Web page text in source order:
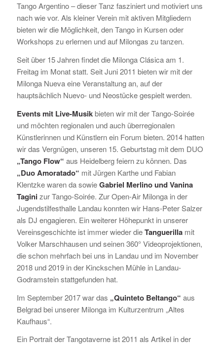
Tango Argentino – dieser Tanz fasziniert und motiviert uns
nach wie vor. Als kleiner Verein mit aktiven Mitgliedern
bieten wir die Möglichkeit, den Tango in Kursen oder
Workshops zu erlernen und auf Milongas zu tanzen.
Seit über 15 Jahren findet die Milonga Clásica am 1.
Freitag im Monat statt. Seit Juni 2011 bieten wir mit der
Milonga Nueva eine Veranstaltung an, auf der
hauptsächlich Nuevo- und Neostücke gespielt werden.
Events mit Live-Musikbieten wir mit der Tango-Soirée
und möchten regionalen und auch überregionalen
Künstlerinnen und Künstlern ein Forum bieten. 2014 hatten
wir das Vergnügen, unseren 15. Geburtstag mit dem DUO
„Tango Flow“ aus Heidelberg feiern zu können. Das
„Duo Amoratado“ mit Jürgen Karthe und Fabian
Klentzke waren da sowieGabriel Merlino und Vanina
Taginizur Tango-Soirée. Zur Open-Air Milonga in der
Jugendstilfesthalle Landau konnten wir Hans-Peter Salzer
als DJ engagieren. Ein weiterer Höhepunkt in unserer
Vereinsgeschichte ist immer wieder dieTanguerillamit
Volker Marschhausen und seinen 360° Videoprojektionen,
die schon mehrfach bei uns in Landau und im November
2018 und 2019 in der Kinckschen Mühle in Landau-
Godramstein stattgefunden hat.
Im September 2017 war das „Quinteto Beltango“ aus
Belgrad bei unserer Milonga im Kulturzentrum „Altes
Kaufhaus“.
Ein Portrait der Tangotaverne ist 2011 als Artikel in der